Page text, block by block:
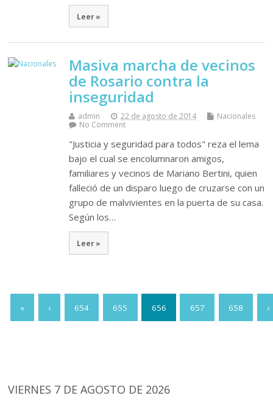
Leer »
Masiva marcha de vecinos
de Rosario contra la
inseguridad
admin 22 de agosto de 2014
Nacionales
No Comment
"Justicia y seguridad para todos" reza el lema
bajo el cual se encolumnaron amigos,
familiares y vecinos de Mariano Bertini, quien
falleció de un disparo luego de cruzarse con un
grupo de malvivientes en la puerta de su casa.
Según los…
Leer »
« ‹ 654 655 656 657 658 ›
VIERNES 7 DE AGOSTO DE 2026